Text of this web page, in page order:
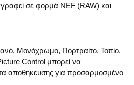
σε φορμά NEF (RAW) και
Μονόχρωμο, Πορτραίτο, Τοπίο.
Control μπορεί να
αποθήκευσης για προσαρμοσμένο